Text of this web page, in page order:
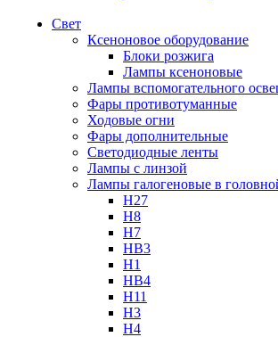
Свет
Ксеноновое оборудование
Блоки розжига
Лампы ксеноновые
Лампы вспомогательного
Фары противотуманные
Ходовые огни
Фары дополнительные
Светодиодные ленты
Лампы с линзой
Лампы галогеновые в
H27
H8
H7
HB3
H1
HB4
H11
H3
H4